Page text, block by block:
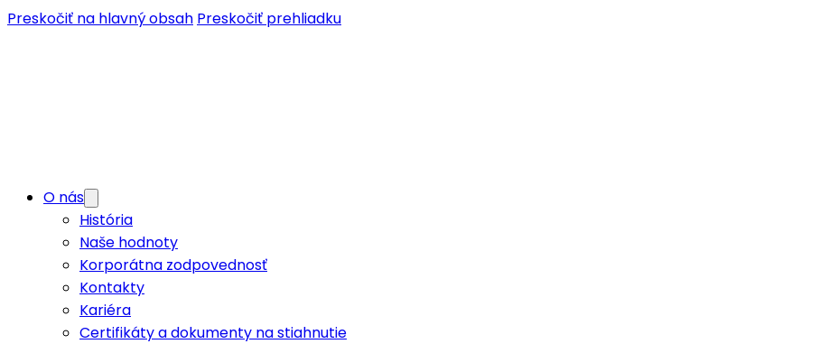
Preskočiť na hlavný obsah Preskočiť prehliadku
O nás
História
Naše hodnoty
Korporátna zodpovednosť
Kontakty
Kariéra
Certifikáty a dokumenty na stiahnutie